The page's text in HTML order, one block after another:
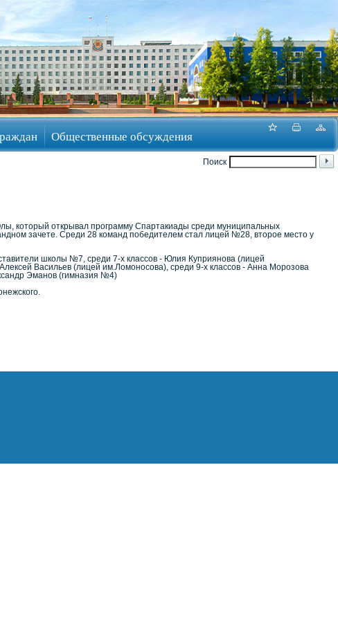
Общественные обсуждения
Поиск
который открывал программу Спартакиады среди муниципальных
зачете. Среди 28 команд победителем стал лицей №28, второе место у
школы №7, среди 7-х классов - Юлия Куприянова (лицей
Васильев (лицей им.Ломоносова), среди 9-х классов - Анна Морозова
Эманов (гимназия №4)